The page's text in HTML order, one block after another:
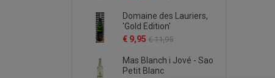
Domaine des Lauriers,
'Gold Edition'
€ 9,95 € 11,95
Mas Blanch i Jové - Sao
Petit Blanc